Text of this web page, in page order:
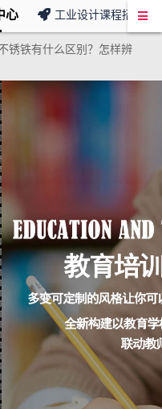
心 工业设计课程招募
锈铁有什么区别？怎样辨